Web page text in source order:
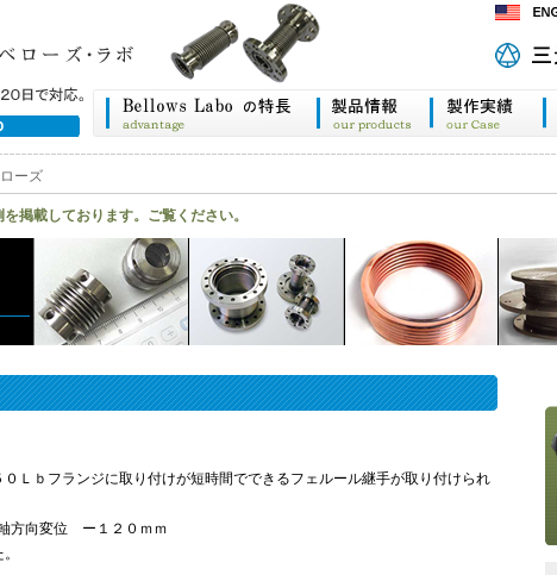
ーズ
掲載しております。ご覧ください。
Ｌｂフランジに取り付けが短時間でできるフェルール継手が取り付けられ
向変位 ー１２０ｍｍ